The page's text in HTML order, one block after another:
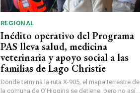
REGIONAL
Inédito operativo del Programa
PAS lleva salud, medicina
veterinaria y apoyo social a las
familias de Lago Christie
Donde termina la ruta X-905, el mapa terrestre de
la comuna de O’Higgins se detiene, pero no así...